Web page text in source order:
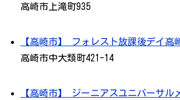
高崎市上滝町935
【高崎市】 フォレスト放課後デイ高
高崎市中大類町421-14
【高崎市】 ジーニアスユニバーサル